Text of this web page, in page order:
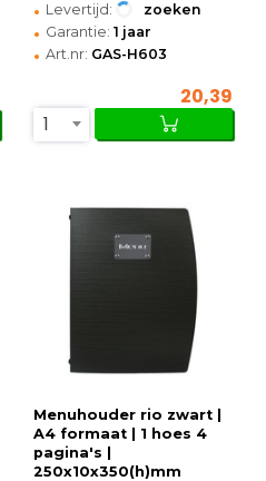
• Levertijd: zoeken
• Garantie: 1 jaar
• Art.nr: GAS-H603
20,39
1
Menuhouder rio zwart |
A4 formaat | 1 hoes 4
pagina's |
250x10x350(h)mm